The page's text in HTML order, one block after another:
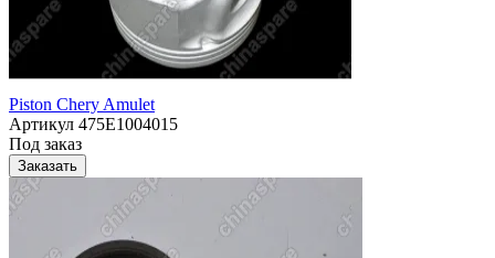
Piston Chery Amulet
Артикул 475E1004015
Под заказ
Заказать